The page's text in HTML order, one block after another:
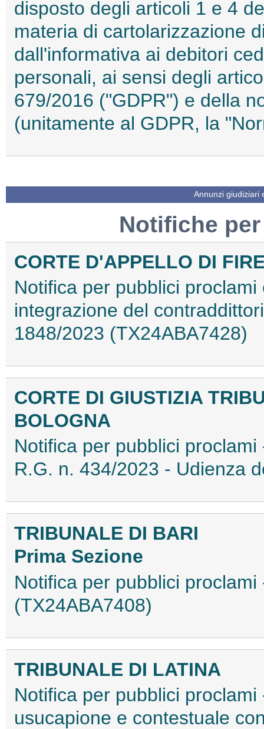
disposto degli articoli 1 e 4
materia di cartolarizzazione
dall'informativa ai debitori
personali, ai sensi degli
679/2016 ("GDPR") e della
(unitamente al GDPR, la
Annunzi giudiziari
Notifiche
CORTE D'APPELLO DI
Notifica per pubblici
integrazione del
1848/2023 (TX24ABA7428)
CORTE DI GIUSTIZIA
BOLOGNA
Notifica per pubblici
R.G. n. 434/2023 - Udienza
TRIBUNALE DI BARI
Prima Sezione
Notifica per pubblici
(TX24ABA7408)
TRIBUNALE DI LATINA
Notifica per pubblici
usucapione e contestuale